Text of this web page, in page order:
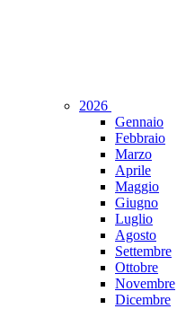
2026
Gennaio
Febbraio
Marzo
Aprile
Maggio
Giugno
Luglio
Agosto
Settembre
Ottobre
Novembre
Dicembre